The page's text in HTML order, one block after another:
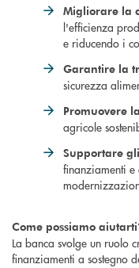
Migliorare la
l'efficienza
e riducendo i
Garantire la
sicurezza
Promuovere
agricole
Supportare
finanziamenti
Come possiamo
La banca svolge un ruolo
finanziamenti a sostegno